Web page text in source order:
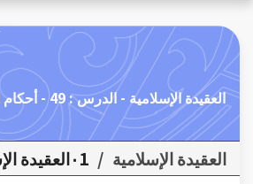
العقيدة الإسلامية - الدرس : 49 - أحكام المسؤولية
العقيدة الإسلامية / ٠1العقيدة الإسلامية